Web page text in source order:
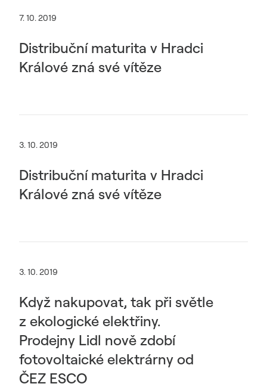
7. 10. 2019
Distribuční maturita v Hradci
Králové zná své vítěze
3. 10. 2019
Distribuční maturita v Hradci
Králové zná své vítěze
3. 10. 2019
Když nakupovat, tak při světle
z ekologické elektřiny.
Prodejny Lidl nově zdobí
fotovoltaické elektrárny od
ČEZ ESCO